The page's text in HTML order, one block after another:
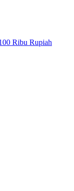
Ribu Rupiah